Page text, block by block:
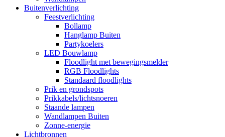
Buitenverlichting
Feestverlichting
Bollamp
Hanglamp Buiten
Partykoelers
LED Bouwlamp
Floodlight met bewegingsmelder
RGB Floodlights
Standaard floodlights
Prik en grondspots
Prikkabels/lichtsnoeren
Staande lampen
Wandlampen Buiten
Zonne-energie
Lichtbronnen